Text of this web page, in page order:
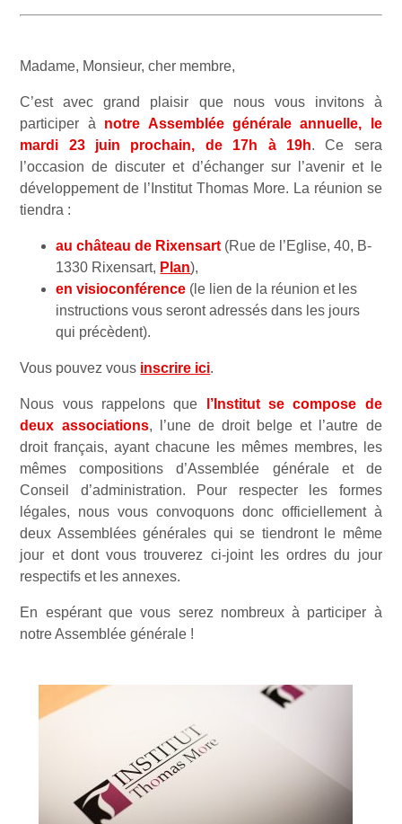
Madame, Monsieur, cher membre,
C’est avec grand plaisir que nous vous invitons à
participer à notre Assemblée générale annuelle, le
mardi 23 juin prochain, de 17h à 19h. Ce sera
l’occasion de discuter et d’échanger sur l’avenir et le
développement de l’Institut Thomas More. La réunion se
tiendra :
au châteaude Rixensart (Rue de l’Eglise, 40, B-
1330 Rixensart, Plan),
en visioconférence (le lien de la réunion et les
instructions vous seront adressés dans les jours
qui précèdent).
Vous pouvez vous inscrire ici.
Nous vous rappelons que
l’Institut se compose de
deux associations, l’une de droit belge et l’autre de
droit français, ayant chacune les mêmes membres, les
mêmes compositions d’Assemblée générale et de
Conseil d’administration. Pour respecter les formes
légales, nous vous convoquons donc officiellement à
deux Assemblées générales qui se tiendront le même
jour et dont vous trouverez ci-joint les ordres du jour
respectifs et les annexes.
En espérant que vous serez nombreux à participer à
notre Assemblée générale !